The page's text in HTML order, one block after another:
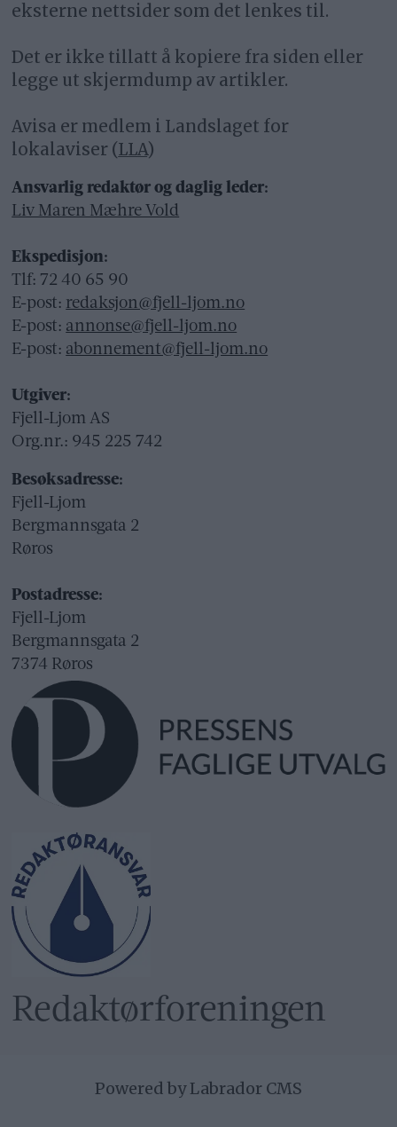
eksterne nettsider som det lenkes til.
Det er ikke tillatt å kopiere fra siden eller
legge ut skjermdump av artikler.
Avisa er medlem i Landslaget for
lokalaviser (LLA)
Ansvarlig redaktør og daglig leder:
Liv Maren Mæhre Vold
Ekspedisjon:
Tlf: 72 40 65 90
E-post: redaksjon@fjell-ljom.no
E-post: annonse@fjell-ljom.no
E-post: abonnement@fjell-ljom.no
Utgiver:
Fjell-Ljom AS
Org.nr.: 945 225 742
Besøksadresse:
Fjell-Ljom
Bergmannsgata 2
Røros
Postadresse:
Fjell-Ljom
Bergmannsgata 2
7374 Røros
Redaktør­foreningen
Powered by Labrador CMS